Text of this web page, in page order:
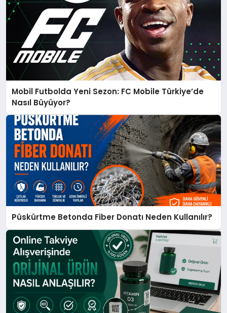
Mobil Futbolda Yeni Sezon: FC Mobile Türkiye’de
Nasıl Büyüyor?
Püskürtme Betonda Fiber Donatı Neden Kullanılır?